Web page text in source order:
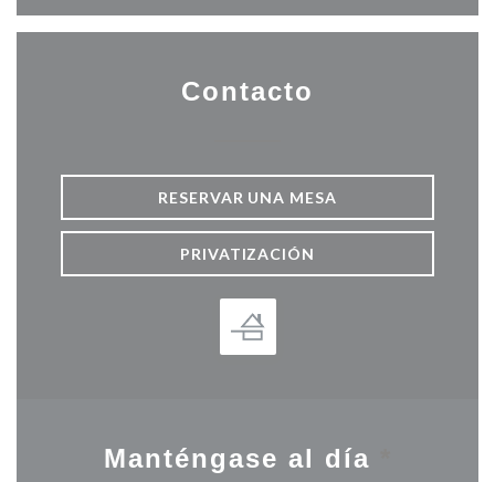
Contacto
RESERVAR UNA MESA
PRIVATIZACIÓN
Manténgase al día